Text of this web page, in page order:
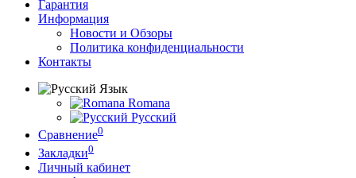
Гарантия
Информация
Новости и Обзоры
Политика конфиденциальности
Контакты
Язык
Romana
Русский
Сравнение0
Закладки0
Личный кабинет